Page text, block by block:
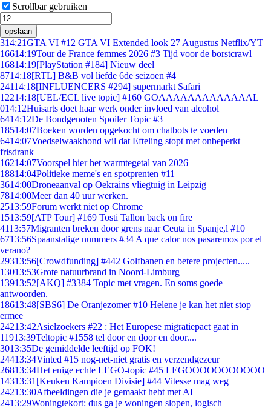
Scrollbar gebruiken
opslaan
314:21GTA VI #12 GTA VI Extended look 27 Augustus Netflix/YT
16614:19Tour de France femmes 2026 #3 Tijd voor de borstcrawl
16814:19[PlayStation #184] Nieuw deel
8714:18[RTL] B&B vol liefde 6de seizoen #4
24114:18[INFLUENCERS #294] supermarkt Safari
12214:18[UEL/ECL live topic] #160 GOAAAAAAAAAAAAAL
014:12Huisarts doet haar werk onder invloed van alcohol
6414:12De Bondgenoten Spoiler Topic #3
18514:07Boeken worden opgekocht om chatbots te voeden
6414:07Voedselwaakhond wil dat Efteling stopt met onbeperkt
frisdrank
16214:07Voorspel hier het warmtegetal van 2026
18814:04Politieke meme's en spotprenten #11
3614:00Droneaanval op Oekrains vliegtuig in Leipzig
7814:00Meer dan 40 uur werken.
2513:59Forum werkt niet op Chrome
1513:59[ATP Tour] #169 Tosti Tallon back on fire
4113:57Migranten breken door grens naar Ceuta in Spanje,l #10
6713:56Spaanstalige nummers #34 A que calor nos pasaremos por el
verano?
29313:56[Crowdfunding] #442 Golfbanen en betere projecten.....
13013:53Grote natuurbrand in Noord-Limburg
13913:52[AKQ] #3384 Topic met vragen. En soms goede
antwoorden.
18613:48[SBS6] De Oranjezomer #10 Helene je kan het niet stop
ermee
24213:42Asielzoekers #22 : Het Europese migratiepact gaat in
11913:39Teltopic #1558 tel door en door en door....
3013:35De gemiddelde leeftijd op FOK!
24413:34Vinted #15 nog-net-niet gratis en verzendgezeur
26813:34Het enige echte LEGO-topic #45 LEGOOOOOOOOOOO
14313:31 [Keuken Kampioen Divisie] #44 Vitesse mag weg
24213:30Afbeeldingen die je gemaakt hebt met AI
2413:29Woningtekort: dus ga je woningen slopen, logisch